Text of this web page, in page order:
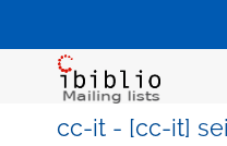
cc-it - [cc-it]